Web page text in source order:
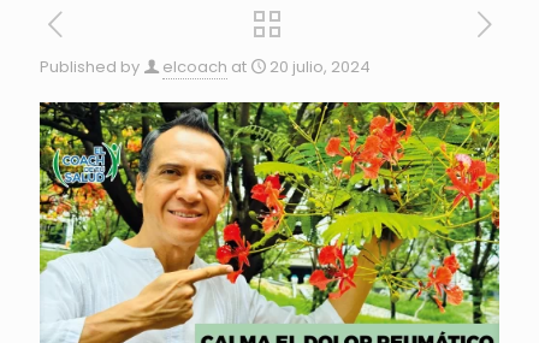
Published by elcoach at 20 julio, 2024